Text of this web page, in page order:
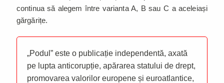
continua să alegem între varianta A, B sau C a aceleiași
gărgărițe.
„Podul” este o publicație independentă, axată
pe lupta anticorupție, apărarea statului de drept,
promovarea valorilor europene și euroatlantice,